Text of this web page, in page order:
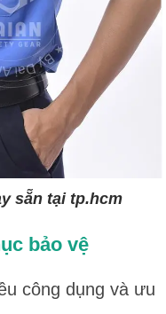
sẵn tại tp.hcm
bảo vệ
công dụng và ưu